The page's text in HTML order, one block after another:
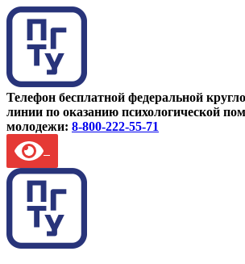
Телефон бесплатной федеральной
линии по оказанию психологической
молодежи: 8-800-222-55-71